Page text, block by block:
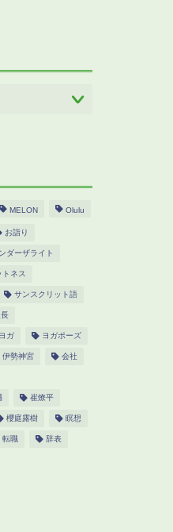
MELON Olulu
お詣り
ダーザライト
トネス
サンスクリット語
ヨガ ヨガポーズ
伊勢神宮 会社
崔燎平
櫻庭露樹 瞑想
転職 辞表